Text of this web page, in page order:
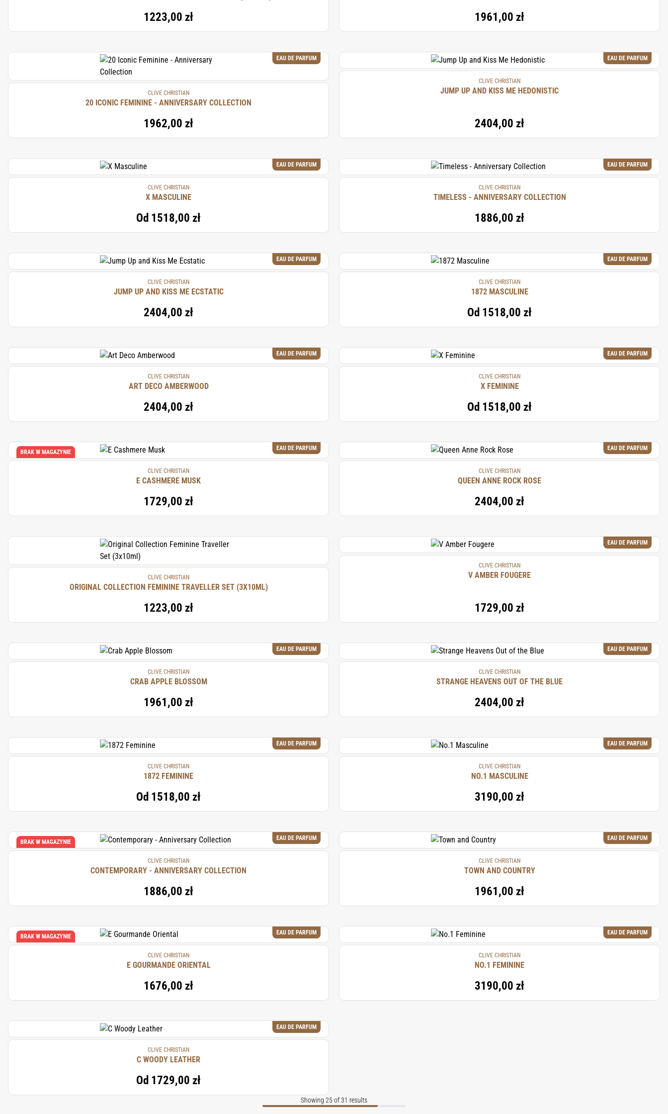
1223,00 zł 1961,00 zł
EAU DE PARFUM
CLIVE CHRISTIAN
20 ICONIC FEMININE - ANNIVERSARY COLLECTION
1962,00 zł
EAU DE PARFUM
CLIVE CHRISTIAN
JUMP UP AND KISS ME HEDONISTIC
2404,00 zł
EAU DE PARFUM
CLIVE CHRISTIAN
X MASCULINE
Od 1518,00 zł
EAU DE PARFUM
CLIVE CHRISTIAN
TIMELESS - ANNIVERSARY COLLECTION
1886,00 zł
EAU DE PARFUM
CLIVE CHRISTIAN
JUMP UP AND KISS ME ECSTATIC
2404,00 zł
EAU DE PARFUM
CLIVE CHRISTIAN
1872 MASCULINE
Od 1518,00 zł
EAU DE PARFUM
CLIVE CHRISTIAN
ART DECO AMBERWOOD
2404,00 zł
EAU DE PARFUM
CLIVE CHRISTIAN
X FEMININE
Od 1518,00 zł
EAU DE PARFUM
BRAK W MAGAZYNIE
CLIVE CHRISTIAN
E CASHMERE MUSK
1729,00 zł
EAU DE PARFUM
CLIVE CHRISTIAN
QUEEN ANNE ROCK ROSE
2404,00 zł
CLIVE CHRISTIAN
ORIGINAL COLLECTION FEMININE TRAVELLER SET (3X10ML)
1223,00 zł
EAU DE PARFUM
CLIVE CHRISTIAN
V AMBER FOUGERE
1729,00 zł
EAU DE PARFUM
CLIVE CHRISTIAN
CRAB APPLE BLOSSOM
1961,00 zł
EAU DE PARFUM
CLIVE CHRISTIAN
STRANGE HEAVENS OUT OF THE BLUE
2404,00 zł
EAU DE PARFUM
CLIVE CHRISTIAN
1872 FEMININE
Od 1518,00 zł
EAU DE PARFUM
CLIVE CHRISTIAN
NO.1 MASCULINE
3190,00 zł
EAU DE PARFUM
BRAK W MAGAZYNIE
CLIVE CHRISTIAN
CONTEMPORARY - ANNIVERSARY COLLECTION
1886,00 zł
EAU DE PARFUM
CLIVE CHRISTIAN
TOWN AND COUNTRY
1961,00 zł
EAU DE PARFUM
BRAK W MAGAZYNIE
CLIVE CHRISTIAN
E GOURMANDE ORIENTAL
1676,00 zł
EAU DE PARFUM
CLIVE CHRISTIAN
NO.1 FEMININE
3190,00 zł
EAU DE PARFUM
CLIVE CHRISTIAN
C WOODY LEATHER
Od 1729,00 zł
Showing 25 of 31 results